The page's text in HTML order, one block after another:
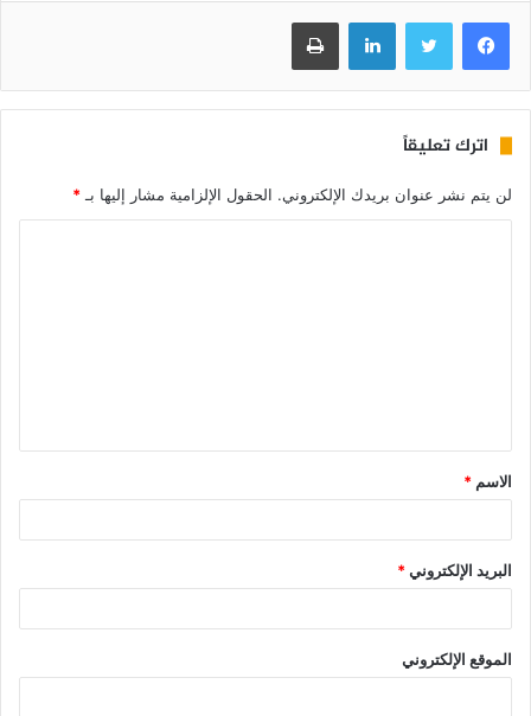
فيسبوك تويتر لينكدإن طباعة
اترك تعليقاً
لن يتم نشر عنوان بريدك الإلكتروني. الحقول الإلزامية مشار إليها بـ *
الاسم *
البريد الإلكتروني*
الموقع الإلكتروني